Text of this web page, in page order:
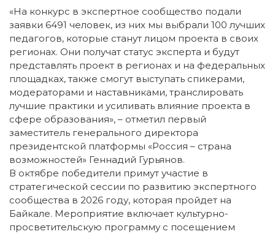
«На конкурс в экспертное сообщество подали
заявки 6491 человек, из них мы выбрали 100 лучших
педагогов, которые станут лицом проекта в своих
регионах. Они получат статус эксперта и будут
представлять проект в регионах и на федеральных
площадках, также смогут выступать спикерами,
модераторами и наставниками, транслировать
лучшие практики и усиливать влияние проекта в
сфере образования», – отметил первый
заместитель генерального директора
президентской платформы «Россия – страна
возможностей» Геннадий Гурьянов.
В октябре победители примут участие в
стратегической сессии по развитию экспертного
сообщества в 2026 году, которая пройдет на
Байкале. Мероприятие включает культурно-
просветительскую программу с посещением